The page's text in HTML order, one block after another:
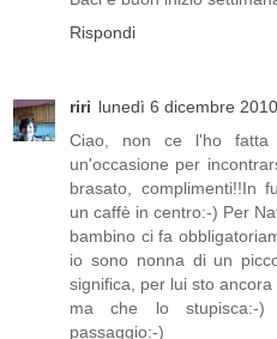
Rispondi
riri lunedì 6 dicembre
Ciao, non ce l'ho
un'occasione per
brasato, complimenti!!In
un caffè in centro:-) Per
bambino ci fa
io sono nonna di un
significa, per lui sto
ma che lo stupisca:-
passaggio:-)